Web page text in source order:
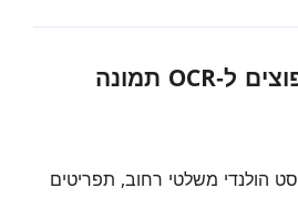
שימושים נפוצים ל‑OCR תמונה
הולנדי משלטי רחוב, תפריטים